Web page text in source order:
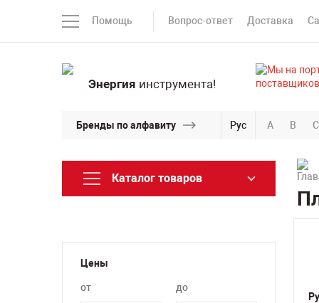
Помощь Вопрос-ответ Доставка
Энергия инструмента!
Бренды по алфавиту Рус A B C
Каталог товаров
Цены
от до